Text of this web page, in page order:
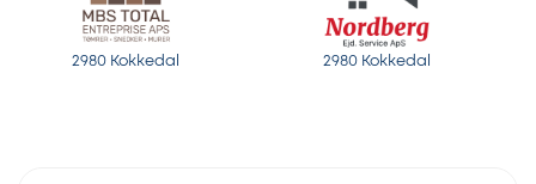
2980 Kokkedal 2980 Kokkedal